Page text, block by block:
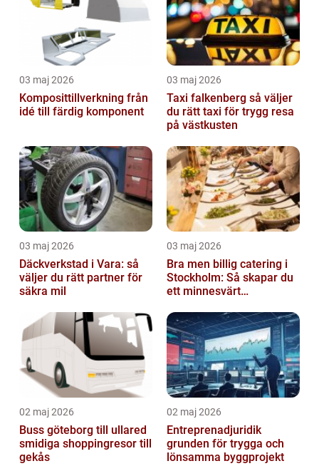
03 maj 2026
Komposittillverkning från
idé till färdig komponent
03 maj 2026
Taxi falkenberg så väljer
du rätt taxi för trygg resa
på västkusten
03 maj 2026
Däckverkstad i Vara: så
väljer du rätt partner för
säkra mil
03 maj 2026
Bra men billig catering i
Stockholm: Så skapar du
ett minnesvärt
02 maj 2026
Buss göteborg till ullared
smidiga shoppingresor till
gekås
02 maj 2026
Entreprenadjuridik
grunden för trygga och
lönsamma byggprojekt